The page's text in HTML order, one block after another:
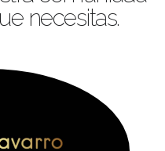
necesitas.